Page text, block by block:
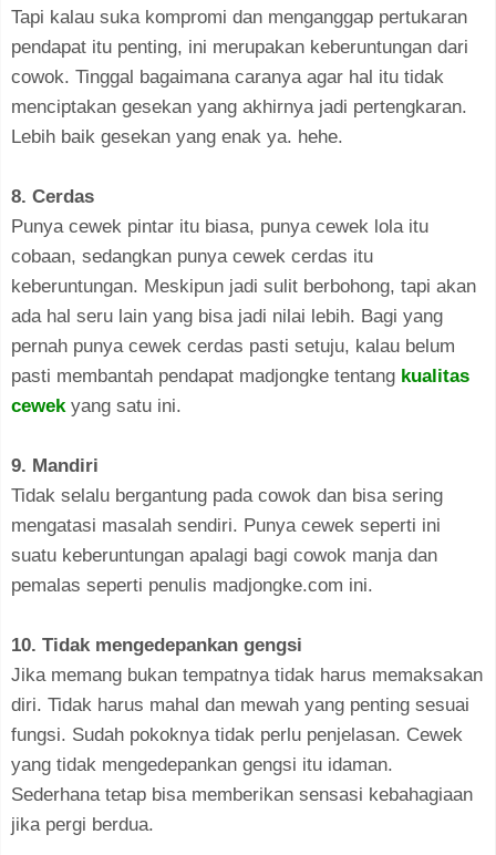
Tapi kalau suka kompromi dan menganggap pertukaran
pendapat itu penting, ini merupakan keberuntungan dari
cowok. Tinggal bagaimana caranya agar hal itu tidak
menciptakan gesekan yang akhirnya jadi pertengkaran.
Lebih baik gesekan yang enak ya. hehe.
8. Cerdas
Punya cewek pintar itu biasa, punya cewek lola itu
cobaan, sedangkan punya cewek cerdas itu
keberuntungan. Meskipun jadi sulit berbohong, tapi akan
ada hal seru lain yang bisa jadi nilai lebih. Bagi yang
pernah punya cewek cerdas pasti setuju, kalau belum
pasti membantah pendapat madjongke tentang kualitas
cewekyang satu ini.
9. Mandiri
Tidak selalu bergantung pada cowok dan bisa sering
mengatasi masalah sendiri. Punya cewek seperti ini
suatu keberuntungan apalagi bagi cowok manja dan
pemalas seperti penulis madjongke.com ini.
10. Tidak mengedepankan gengsi
Jika memang bukan tempatnya tidak harus memaksakan
diri. Tidak harus mahal dan mewah yang penting sesuai
fungsi. Sudah pokoknya tidak perlu penjelasan. Cewek
yang tidak mengedepankan gengsi itu idaman.
Sederhana tetap bisa memberikan sensasi kebahagiaan
jika pergi berdua.